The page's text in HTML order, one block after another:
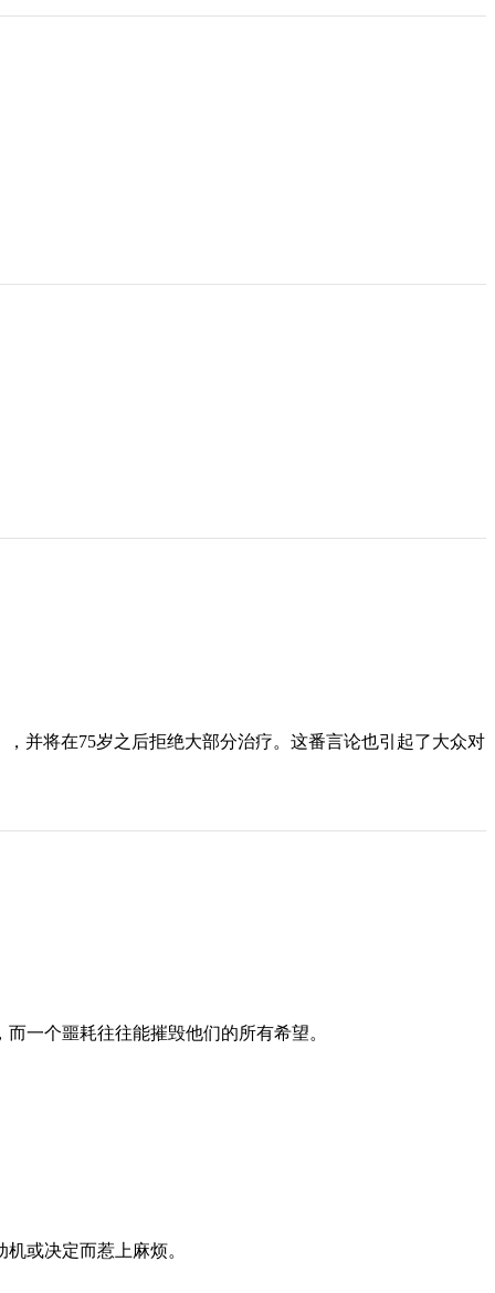
并将在75岁之后拒绝大部分治疗。这番言论也引起了大众对
一个噩耗往往能摧毁他们的所有希望。
或决定而惹上麻烦。